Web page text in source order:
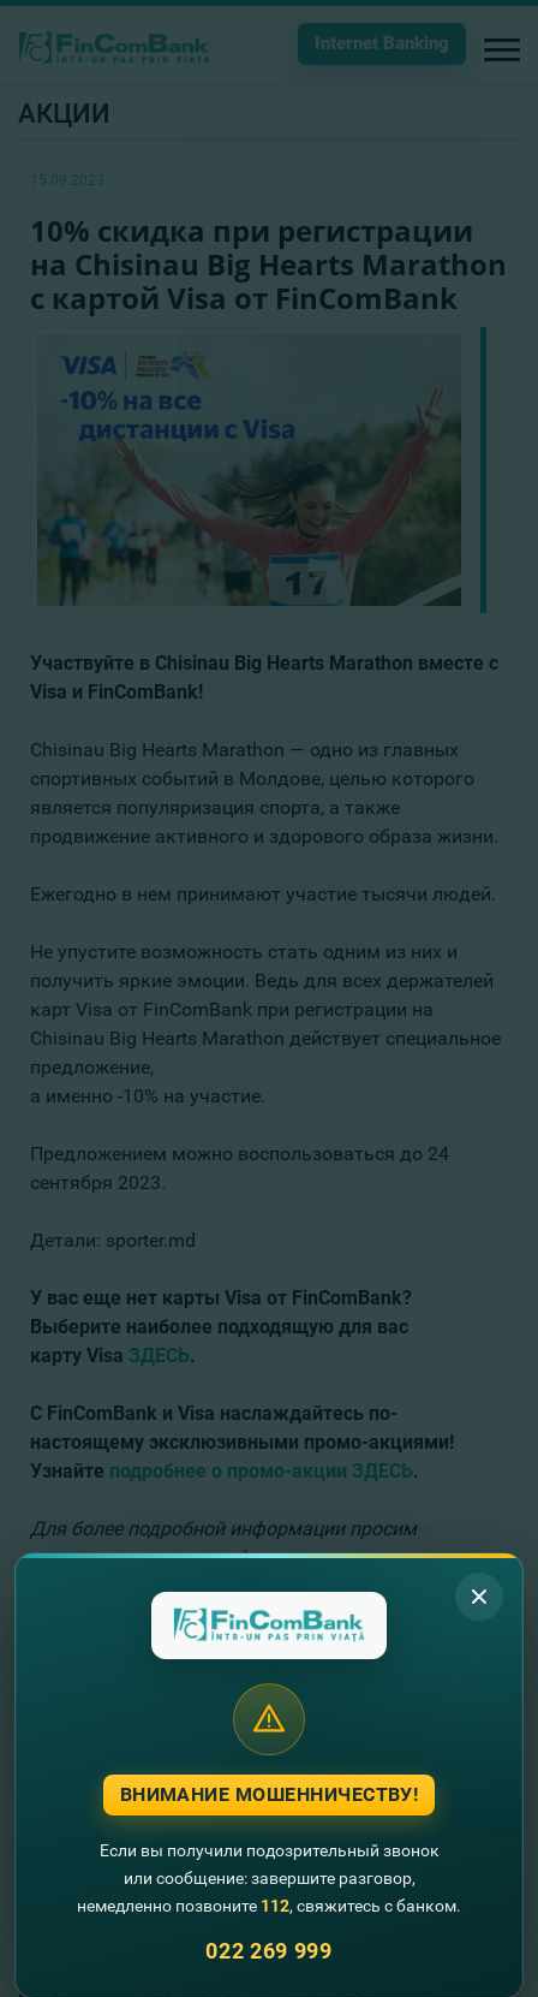
Internet Banking
АКЦИИ
15.09.2023
10% скидка при регистрации
на Chisinau Big Hearts Marathon
с картой Visa от FinComBank
Участвуйте в Chisinau Big Hearts Marathon вместе с
Visa и FinComBank!
Chisinau Big Hearts Marathon — одно из главных
спортивных событий в Молдове, целью которого
является популяризация спорта, а также
продвижение активного и здорового образа жизни.
Ежегодно в нем принимают участие тысячи людей.
Не упустите возможность стать одним из них и
получить яркие эмоции. Ведь для всех держателей
карт Visa от FinComBank при регистрации на
Chisinau Big Hearts Marathon действует специальное
предложение,
а именно -10% на участие.
Предложением можно воспользоваться до 24
сентября 2023.
Детали: sporter.md
У вас еще нет карты Visa от FinComBank?
Выберите наиболее подходящую для вас
карту Visa ЗДЕСЬ.
С FinComBank и Visa наслаждайтесь по-
настоящему эксклюзивными промо-акциями!
Узнайте подробнее о промо-акции ЗДЕСЬ.
Для более подробной информации просим
позвонить нам по телефону:
тел.: (+373-22) 26-99-99
www.fincombank.cоm
Другие новости
ВНИМАНИЕ МОШЕННИЧЕСТВУ!
Если вы получили подозрительный звонок
или сообщение: завершите разговор,
немедленно позвоните 112, свяжитесь с банком.
022 269 999